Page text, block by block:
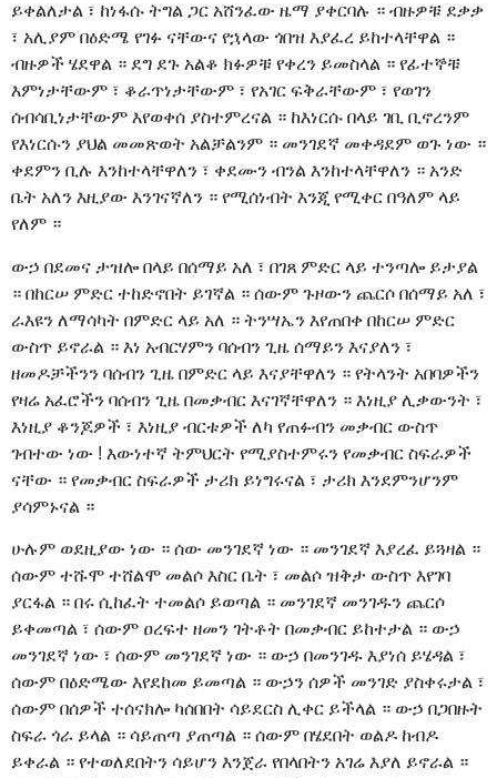
ይቀልለታል ፣ ከነፋሱ ትግል ጋር አሸንፈው ዜማ ያቀርባሉ ። ብዙዎቹ ደቃቃ
፣ አሊያም በዕድሜ የገፉ ናቸውና የኋላው ጎበዝ እያፈረ ይከተላቸዋል ።
ብዙዎች ሄደዋል ። ደግ ደጉ አልቆ ክፉዎቹ የቀረን ይመስላል ። የፊተኞቹ
እምነታቸውም ፣ ቆራጥነታቸውም ፣ የአገር ፍቅራቸውም ፣ የወገን
ሰብሳቢነታቸውም እየወቀሰ ያስተምረናል ። ከእነርሱ በላይ ገቢ ቢኖረንም
የእነርሱን ያህል መመጽወት አልቻልንም ። መንገደኛ መቀዳደም ወጉ ነው ።
ቀደምን ቢሉ እንከተላቸዋለን ፣ ቀደሙን ብንል እንከተላቸዋለን ። አንድ
ቤት አለን እዚያው እንገናኛለን ። የሚሰነብት እንጂ የሚቀር በዓለም ላይ
የለም ።
ውኃ በደመና ታዝሎ በላይ በሰማይ አለ ፣ በገጸ ምድር ላይ ተንጣሎ ይታያል
። በከርሠ ምድር ተከድኖበት ይገኛል ። ሰውም ጉዞውን ጨርሶ በሰማይ አለ ፣
ራእዩን ለማሳካት በምድር ላይ አለ ። ትንሣኤን እየጠበቀ በከርሠ ምድር
ውስጥ ይኖራል ። እነ አብርሃምን ባሰብን ጊዜ ሰማይን እናያለን ፣
ዘመዶቻችንን ባሰብን ጊዜ በምድር ላይ እናያቸዋለን ። የትላንት አበባዎችን
የዛሬ አፈሮችን ባሰብን ጊዜ በመቃብር እናገኛቸዋለን ። እነዚያ ሊቃውንት ፣
እነዚያ ቆንጆዎች ፣ እነዚያ ብርቱዎች ለካ የጠፉብን መቃብር ውስጥ
ገብተው ነው ! እውነተኛ ትምህርት የሚያስተምሩን የመቃብር ስፍራዎች
ናቸው ። የመቃብር ስፍራዎች ታሪክ ይነግሩናል ፣ ታሪክ እንደምንሆንም
ያሳምኑናል ።
ሁሉም ወደዚያው ነው ። ሰው መንገደኛ ነው ። መንገደኛ እያረፈ ይጓዛል ።
ሰውም ተሹሞ ተሸልሞ መልሶ እስር ቤት ፣ መልሶ ዝቅታ ውስጥ እየገባ
ያርፋል ። በሩ ሲከፈት ተመልሶ ይወጣል ። መንገደኛ መንገዱን ጨርሶ
ይቀመጣል ፣ ሰውም ዐረፍተ ዘመን ገትቶት በመቃብር ይከተታል ። ውኃ
መንገደኛ ነው ፣ ሰውም መንገደኛ ነው ። ውኃ በመንገዱ እያነሰ ይሄዳል ፣
ሰውም በዕድሜው እየደከመ ይመጣል ። ውኃን ሰዎች መንገድ ያስቀሩታል ፣
ሰውም በሰዎች ተሰናክሎ ካሰበበት ሳይደርስ ሊቀር ይችላል ። ውኃ በጋበዙት
ስፍራ ጎራ ይላል ። ሳይጠጣ ያጠጣል ። ሰውም በሄደበት ወልዶ ከብዶ
ይቀራል ። የተወለደበትን ሳይሆን እንጀራ የበላበትን አገሬ እያለ ይኖራል ።